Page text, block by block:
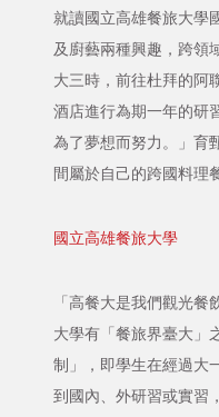
就讀國立高雄餐旅大學
及廚藝兩種興趣，跨領
大三時，前往杜拜的阿
酒店進行為期一年的研
為了夢想而努力。」育
間屬於自己的跨國料理
國立高雄餐旅大學
「高餐大是我們觀光
大學有「餐旅界臺大」
制」，即學生在經過大
到國內、外研習或實習